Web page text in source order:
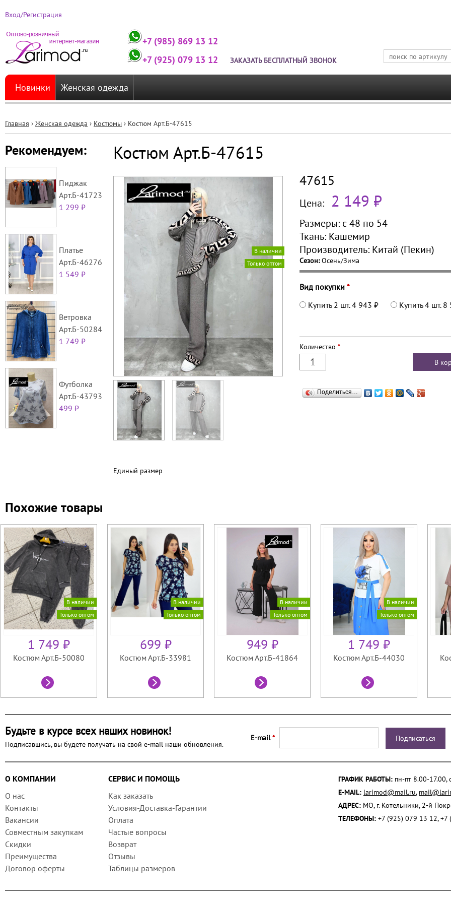
Вход/Регистрация
+7 (985) 869 13 12
+7 (925) 079 13 12
ЗАКАЗАТЬ БЕСПЛАТНЫЙ ЗВОНОК
Новинки Женская одежда
Главная › Женская одежда › Костюмы › Костюм Арт.Б-47615
Рекомендуем:
Пиджак
Арт.Б-41723
1 299 ₽
Платье
Арт.Б-46276
1 549 ₽
Ветровка
Арт.Б-50284
1 749 ₽
Футболка
Арт.Б-43793
499 ₽
Костюм Арт.Б-47615
Только оптом
В наличии
47615
Цена: 2 149 ₽
Размеры: с 48 по 54
Ткань: Кашемир
Производитель: Китай (Пекин)
Сезон:Осень/Зима
Вид покупки *
Купить 2 шт. 4 943 ₽ Купить 4 шт. 8
Количество *
Поделиться…
Единый размер
Похожие товары
В наличии
Только оптом
1 749 ₽
Костюм Арт.Б-50080
В наличии
Только оптом
699 ₽
Костюм Арт.Б-33981
В наличии
Только оптом
949 ₽
Костюм Арт.Б-41864
В наличии
Только оптом
1 749 ₽
Костюм Арт.Б-44030
Будьте в курсе всех наших новинок!
Подписавшись, вы будете получать на свой e-mail наши обновления.
E-mail*
О КОМПАНИИ
СЕРВИС И ПОМОЩЬ
О нас
Контакты
Вакансии
Совместным закупкам
Скидки
Преимущества
Договор оферты
Как заказать
Условия-Доставка-Гарантии
Оплата
Частые вопросы
Возврат
Отзывы
Таблицы размеров
ГРАФИК РАБОТЫ: пн-пт 8.00-17.00,
E-MAIL: larimod@mail.ru,
АДРЕС: МО, г. Котельники, 2-й
ТЕЛЕФОНЫ: +7 (925) 079 13 12,